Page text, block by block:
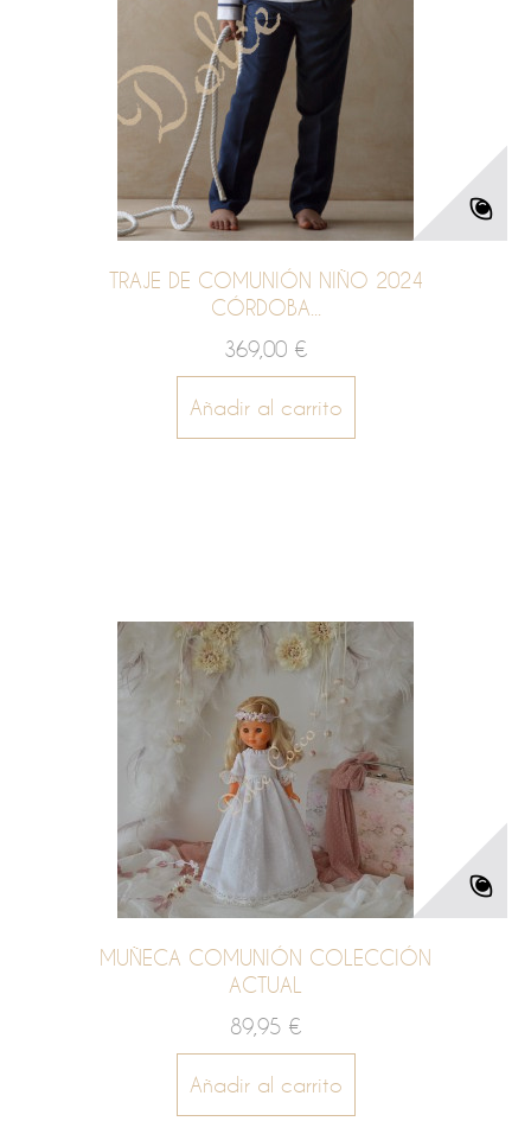
TRAJE DE COMUNIÓN NIÑO 2024
CÓRDOBA...
369,00 €
Añadir al carrito
MUÑECA COMUNIÓN COLECCIÓN
ACTUAL
89,95 €
Añadir al carrito